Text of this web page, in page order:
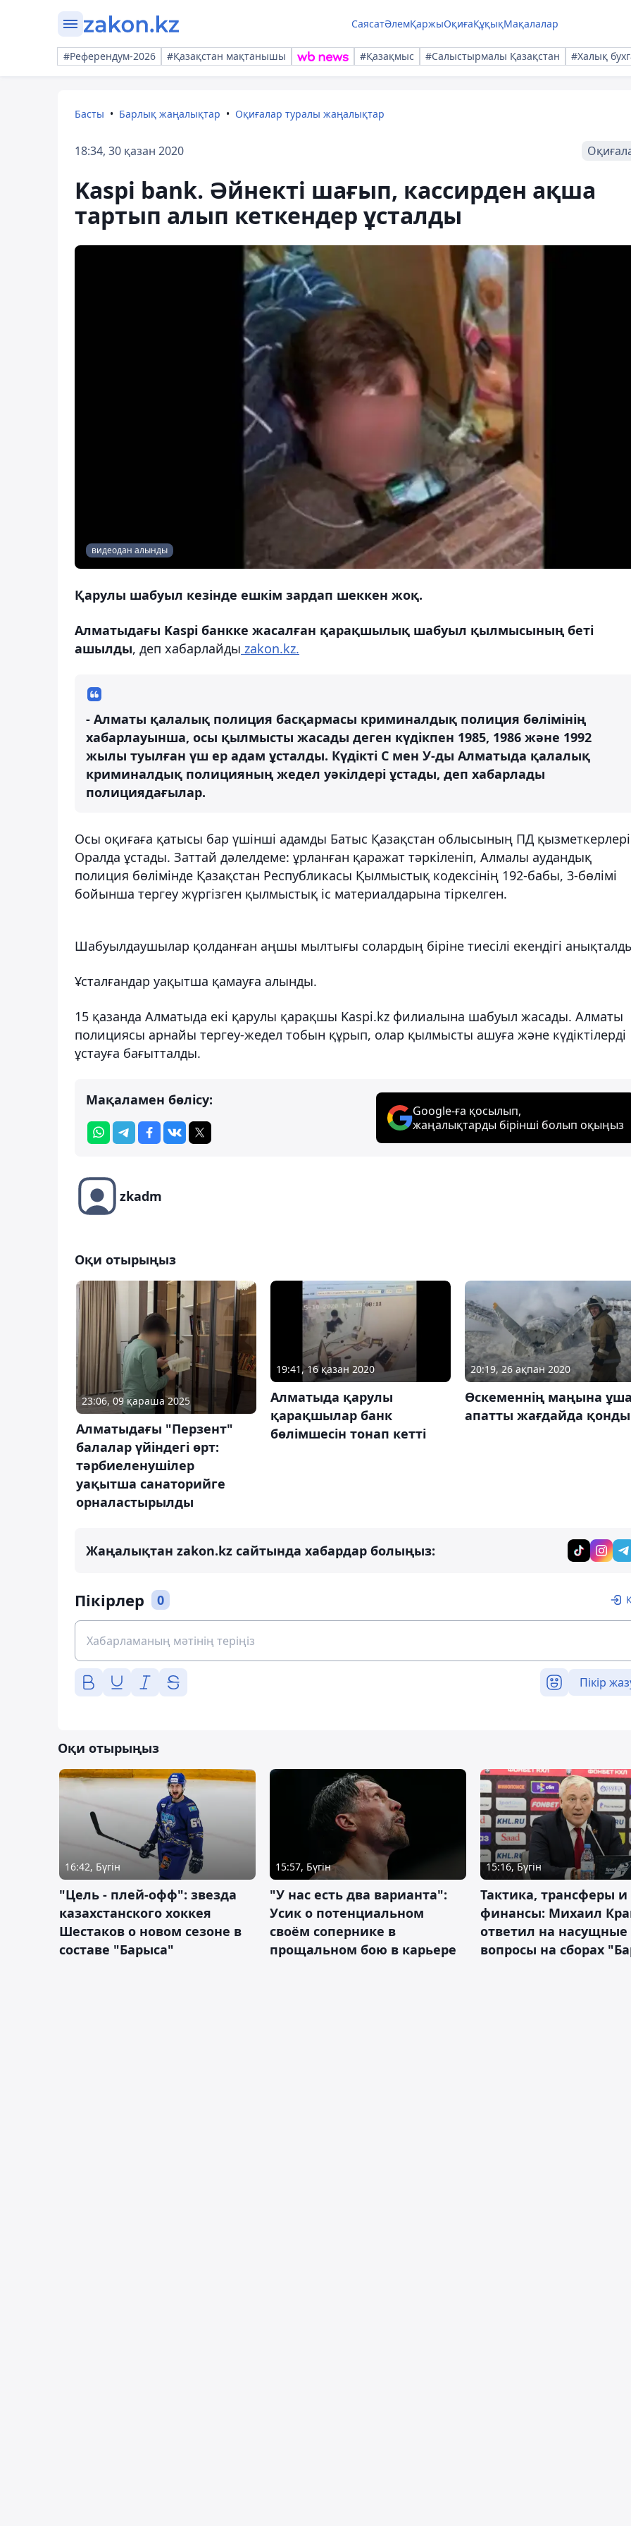
СаясатӘлемҚаржыОқиғаҚұқықМақалалар
#Референдум-2026 #Қазақстан мақтанышы #Қазақмыс #Салыстырмалы Қазақстан #Халық
Басты Барлық жаңалықтар Оқиғалар туралы жаңалықтар
18:34, 30 қазан 2020
Kaspi bank. Әйнекті шағып, кассирден ақша
тартып алып кеткендер ұсталды
видеодан алынды
Қарулы шабуыл кезінде ешкім зардап шеккен жоқ.
Алматыдағы Kaspi банкке жасалған қарақшылық шабуыл қылмысының беті
ашылды, деп хабарлайды zakon.kz.
- Алматы қалалық полиция басқармасы криминалдық полиция бөлімінің
хабарлауынша, осы қылмысты жасады деген күдікпен 1985, 1986 және 1992
жылы туылған үш ер адам ұсталды. Күдікті С мен У-ды Алматыда қалалық
криминалдық полицияның жедел уәкілдері ұстады, деп хабарлады
полициядағылар.
Осы оқиғаға қатысы бар үшінші адамды Батыс Қазақстан облысының ПД қызметкерлері
Оралда ұстады. Заттай дәлелдеме: ұрланған қаражат тәркіленіп, Алмалы аудандық
полиция бөлімінде Қазақстан Республикасы Қылмыстық кодексінің 192-бабы, 3-бөлімі
бойынша тергеу жүргізген қылмыстық іс материалдарына тіркелген.
Шабуылдаушылар қолданған аңшы мылтығы солардың біріне тиесілі екендігі
Ұсталғандар уақытша қамауға алынды.
15 қазанда Алматыда екі қарулы қарақшы Kaspi.kz филиалына шабуыл жасады. Алматы
полициясы арнайы тергеу-жедел тобын құрып, олар қылмысты ашуға және күдіктілерді
ұстауға бағытталды.
Мақаламен бөлісу:
Google-ға қосылып,
жаңалықтарды бірінші болып оқыңыз
zkadm
Оқи отырыңыз
23:06, 09 қараша 2025
Алматыдағы "Перзент"
балалар үйіндегі өрт:
тәрбиеленушілер
уақытша санаторийге
орналастырылды
19:41, 16 қазан 2020
Алматыда қарулы
қарақшылар банк
бөлімшесін тонап кетті
20:19, 26 ақпан 2020
Өскеменнің маңына
апатты жағдайда қонды
Жаңалықтан zakon.kz сайтында хабардар болыңыз:
Пікірлер 0
Пікір
Оқи отырыңыз
16:42, Бүгін
"Цель - плей-офф": звезда
казахстанского хоккея
Шестаков о новом сезоне в
составе "Барыса"
15:57, Бүгін
"У нас есть два варианта":
Усик о потенциальном
своём сопернике в
прощальном бою в карьере
15:16, Бүгін
Тактика, трансферы и
финансы: Михаил
ответил на насущные
вопросы на сборах